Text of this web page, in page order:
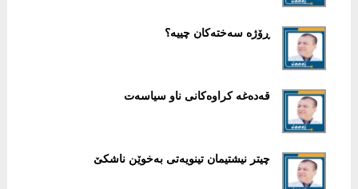
ڕۆژە سەختەکان چییە؟
قەدەغە کراوەکانی ناو سیاسەت
چیتر نیشتیمان تینویەتی بەخوێن ناشکێ